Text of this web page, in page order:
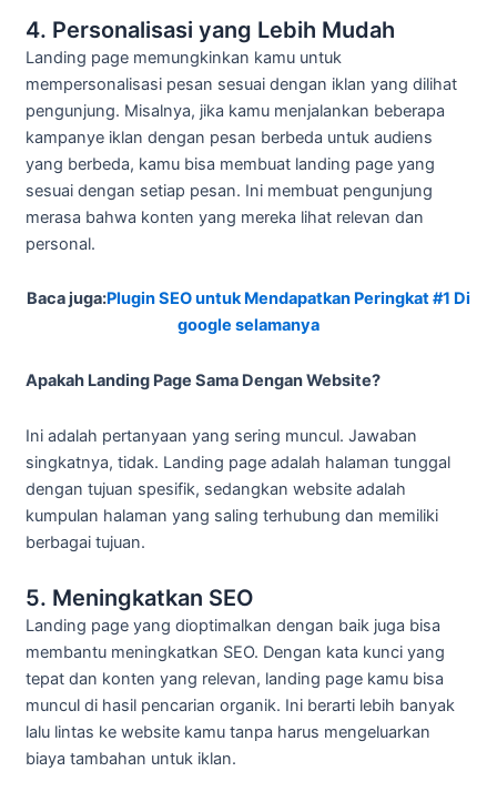
4. Personalisasi yang Lebih Mudah
Landing page memungkinkan kamu untuk
mempersonalisasi pesan sesuai dengan iklan yang dilihat
pengunjung. Misalnya, jika kamu menjalankan beberapa
kampanye iklan dengan pesan berbeda untuk audiens
yang berbeda, kamu bisa membuat landing page yang
sesuai dengan setiap pesan. Ini membuat pengunjung
merasa bahwa konten yang mereka lihat relevan dan
personal.
Baca juga:Plugin SEO untuk Mendapatkan Peringkat #1 Di
google selamanya
Apakah Landing Page Sama Dengan Website?
Ini adalah pertanyaan yang sering muncul. Jawaban
singkatnya, tidak. Landing page adalah halaman tunggal
dengan tujuan spesifik, sedangkan website adalah
kumpulan halaman yang saling terhubung dan memiliki
berbagai tujuan.
5. Meningkatkan SEO
Landing page yang dioptimalkan dengan baik juga bisa
membantu meningkatkan SEO. Dengan kata kunci yang
tepat dan konten yang relevan, landing page kamu bisa
muncul di hasil pencarian organik. Ini berarti lebih banyak
lalu lintas ke website kamu tanpa harus mengeluarkan
biaya tambahan untuk iklan.